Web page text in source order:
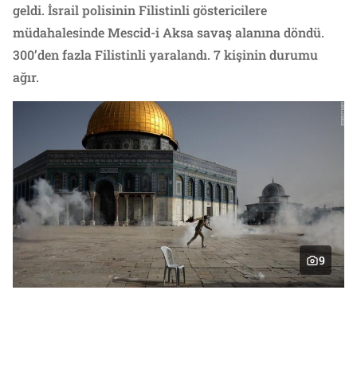
geldi. İsrail polisinin Filistinli göstericilere
müdahalesinde Mescid-i Aksa savaş alanına döndü.
300’den fazla Filistinli yaralandı. 7 kişinin durumu
ağır.
9